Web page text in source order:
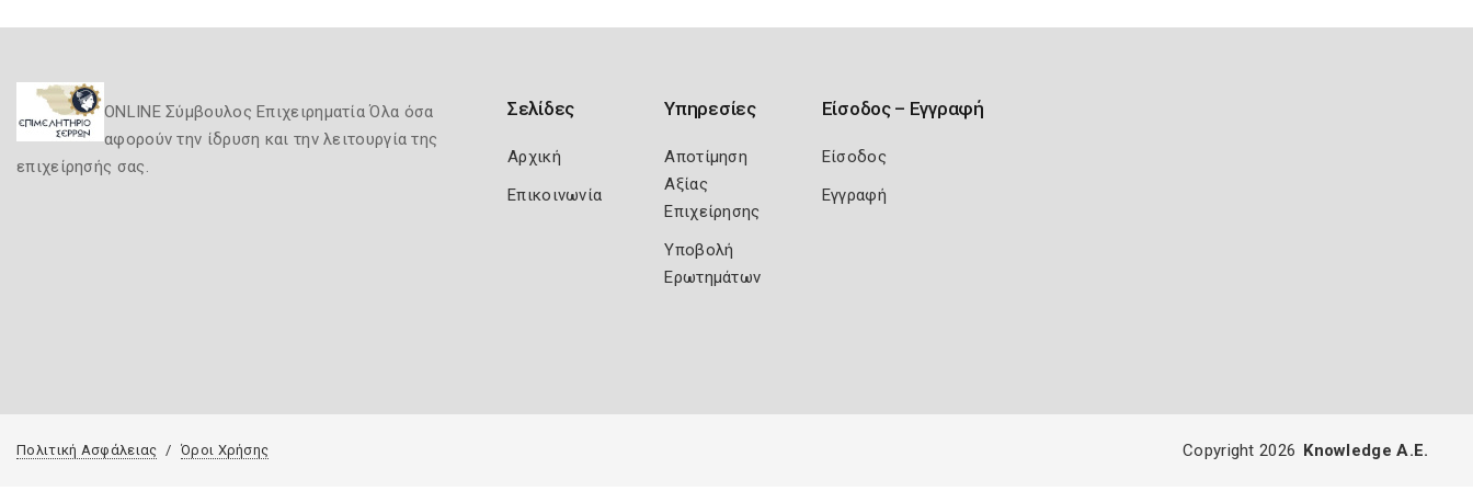
ONLINE Σύμβουλος Επιχειρηματία Όλα όσα
αφορούν την ίδρυση και την λειτουργία της
επιχείρησής σας.
Σελίδες
Αρχική
Επικοινωνία
Υπηρεσίες
Αποτίμηση
Αξίας
Επιχείρησης
Υποβολή
Ερωτημάτων
Είσοδος – Εγγραφή
Είσοδος
Εγγραφή
Πολιτική Ασφάλειας Όροι Χρήσης Copyright 2026 Knowledge A.E.